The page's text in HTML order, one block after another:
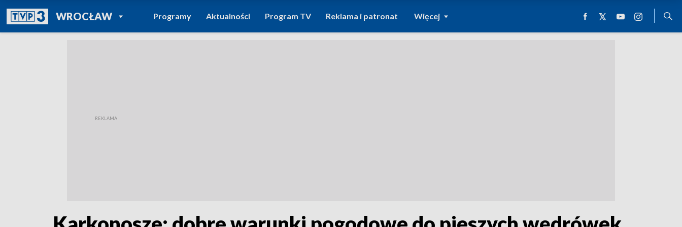
WROCŁAWPOWRÓT DO
TVP REGIONY
Programy Aktualności Program TV Reklama i patronat Więcej